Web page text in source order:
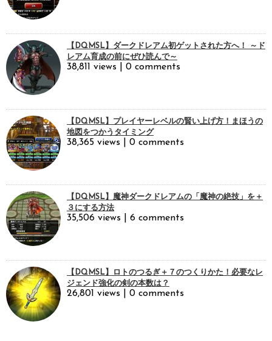
【DQMSL】ダークドレアム初ゲットされた方へ！ ～ド
レアム育成の前にぜひ読んで～
38,811 views 0 comments
【DQMSL】プレイヤーレベルの賢い上げ方！まほうの
地図をつかうタイミング
38,365 views 0 comments
【DQMSL】魔神ダークドレアムの「魔神の絶技」を＋
３にする方法
35,506 views 6 comments
【DQMSL】ロトのつるぎ＋７のつくりかた！必要なレ
ジェンド強化の剣の本数は？
26,801 views 0 comments